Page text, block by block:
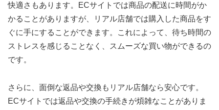
快適さもあります。ECサイトでは商品の配送に時間がか
かることがありますが、リアル店舗では購入した商品をす
ぐに手にすることができます。これによって、待ち時間の
ストレスを感じることなく、スムーズな買い物ができるの
です。
さらに、面倒な返品や交換もリアル店舗なら安心です。
ECサイトでは返品や交換の手続きが煩雑なことがありま